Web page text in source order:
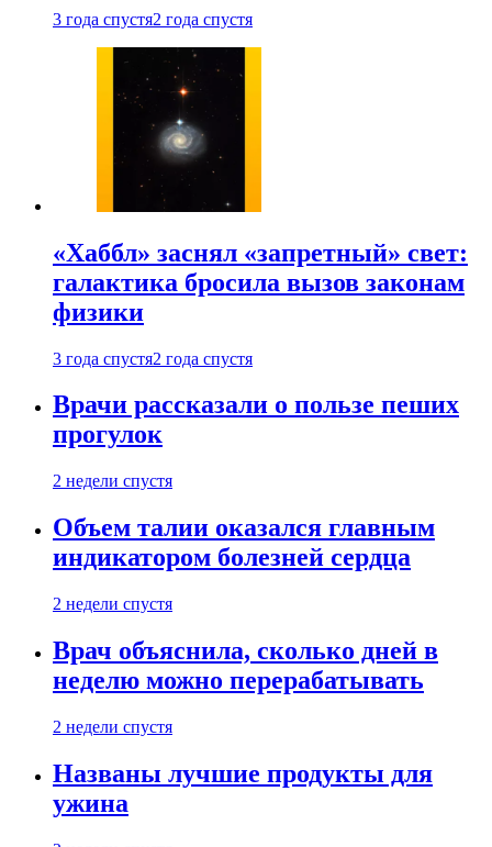
3 года спустя2 года спустя
«Хаббл» заснял «запретный» свет:
галактика бросила вызов законам
физики
3 года спустя2 года спустя
Врачи рассказали о пользе пеших
прогулок
2 недели спустя
Объем талии оказался главным
индикатором болезней сердца
2 недели спустя
Врач объяснила, сколько дней в
неделю можно перерабатывать
2 недели спустя
Названы лучшие продукты для
ужина